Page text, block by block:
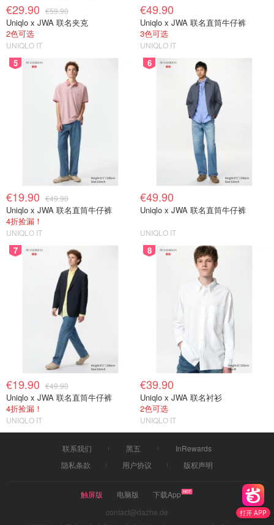
打开 APP
€29.90 €59.90
Uniqlo x JWA 联名夹克
2色可选
UNIQLO IT
€49.90
Uniqlo x JWA 联名直筒牛仔裤
3色可选
UNIQLO IT
5
€19.90 €49.90
Uniqlo x JWA 联名直筒牛仔裤
4折捡漏！
UNIQLO IT
6
€49.90
Uniqlo x JWA 联名直筒牛仔裤
UNIQLO IT
7
€19.90 €49.90
Uniqlo x JWA 联名直筒牛仔裤
4折捡漏！
UNIQLO IT
8
€39.90
Uniqlo x JWA 联名衬衫
2色可选
UNIQLO IT
联系我们 黑五
InRewards
隐私条款
用户协议 版权声明
触屏版 电脑版
下载App
contact@dazhe.de